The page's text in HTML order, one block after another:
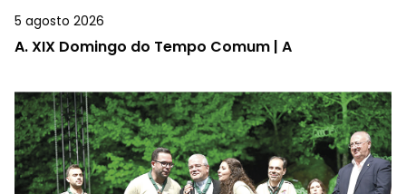
5 agosto 2026
A.XIX Domingo do Tempo Comum | A